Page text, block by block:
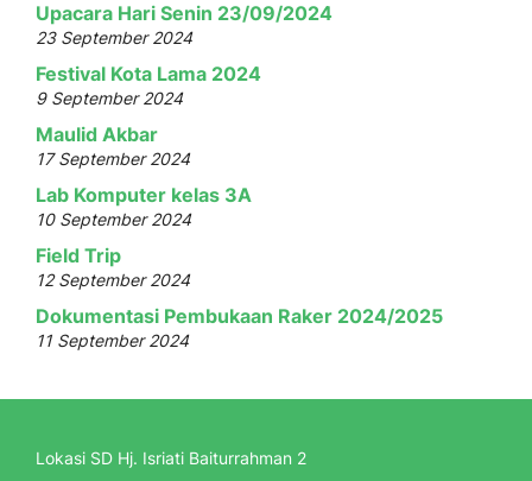
Upacara Hari Senin 23/09/2024
23 September 2024
Festival Kota Lama 2024
9 September 2024
Maulid Akbar
17 September 2024
Lab Komputer kelas 3A
10 September 2024
Field Trip
12 September 2024
Dokumentasi Pembukaan Raker 2024/2025
11 September 2024
Lokasi SD Hj. Isriati Baiturrahman 2